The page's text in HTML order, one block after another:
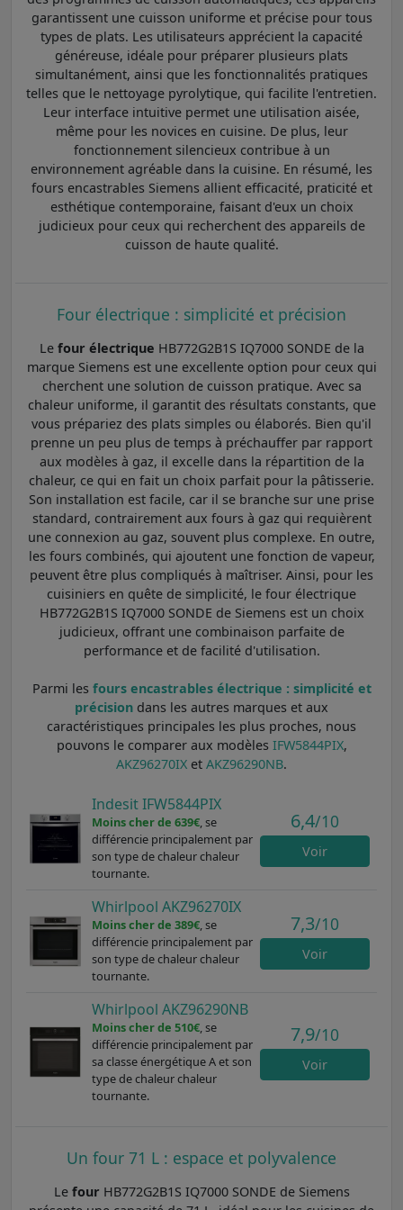
garantissent une cuisson uniforme et précise pour tous
types de plats. Les utilisateurs apprécient la capacité
généreuse, idéale pour préparer plusieurs plats
simultanément, ainsi que les fonctionnalités pratiques
telles que le nettoyage pyrolytique, qui facilite l'entretien.
Leur interface intuitive permet une utilisation aisée,
même pour les novices en cuisine. De plus, leur
fonctionnement silencieux contribue à un
environnement agréable dans la cuisine. En résumé, les
fours encastrables Siemens allient efficacité, praticité et
esthétique contemporaine, faisant d'eux un choix
judicieux pour ceux qui recherchent des appareils de
cuisson de haute qualité.
Four électrique : simplicité et précision
Le four électrique HB772G2B1S IQ7000 SONDE de la
marque Siemens est une excellente option pour ceux qui
cherchent une solution de cuisson pratique. Avec sa
chaleur uniforme, il garantit des résultats constants, que
vous prépariez des plats simples ou élaborés. Bien qu'il
prenne un peu plus de temps à préchauffer par rapport
aux modèles à gaz, il excelle dans la répartition de la
chaleur, ce qui en fait un choix parfait pour la pâtisserie.
Son installation est facile, car il se branche sur une prise
standard, contrairement aux fours à gaz qui requièrent
une connexion au gaz, souvent plus complexe. En outre,
les fours combinés, qui ajoutent une fonction de vapeur,
peuvent être plus compliqués à maîtriser. Ainsi, pour les
cuisiniers en quête de simplicité, le four électrique
HB772G2B1S IQ7000 SONDE de Siemens est un choix
judicieux, offrant une combinaison parfaite de
performance et de facilité d'utilisation.
Parmi les fours encastrables électrique : simplicité et
précision dans les autres marques et aux
caractéristiques principales les plus proches, nous
pouvons le comparer aux modèles IFW5844PIX,
AKZ96270IX et AKZ96290NB.
Indesit IFW5844PIX
Moins cher de 639€, se
différencie principalement par
son type de chaleur chaleur
tournante.
6,4/10
Voir
Whirlpool AKZ96270IX
Moins cher de 389€, se
différencie principalement par
son type de chaleur chaleur
tournante.
7,3/10
Voir
Whirlpool AKZ96290NB
Moins cher de 510€, se
différencie principalement par
sa classe énergétique A et son
type de chaleur chaleur
tournante.
7,9/10
Voir
Un four 71 L : espace et polyvalence
Le four HB772G2B1S IQ7000 SONDE de Siemens